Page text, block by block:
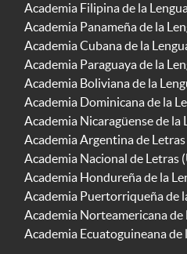
Academia Filipina de la
Academia Panameña de la
Academia Cubana de la
Academia Paraguaya de la
Academia Boliviana de la
Academia Dominicana de la
Academia Nicaragüense de la
Academia Argentina de Letras
Academia Nacional de Letras
Academia Hondureña de la
Academia Puertorriqueña de
Academia Norteamericana de
Academia Ecuatoguineana de